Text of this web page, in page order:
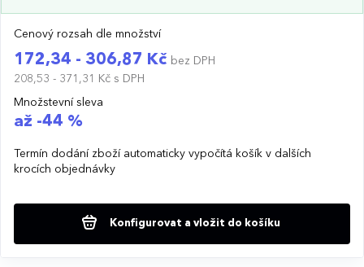
Cenový rozsah dle množství
172,34 - 306,87 Kč bez DPH
208,53 - 371,31 Kč s DPH
Množstevní sleva
až -44 %
Termín dodání zboží automaticky vypočítá košík v dalších
krocích objednávky
Konfigurovat a vložit do košíku